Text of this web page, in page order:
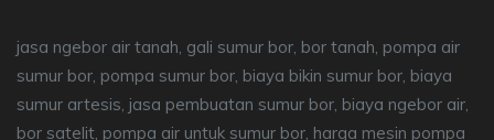
jasa ngebor air tanah, gali sumur bor, bor tanah, pompa air
sumur bor, pompa sumur bor, biaya bikin sumur bor, biaya
sumur artesis, jasa pembuatan sumur bor, biaya ngebor air,
bor satelit, pompa air untuk sumur bor, harga mesin pompa